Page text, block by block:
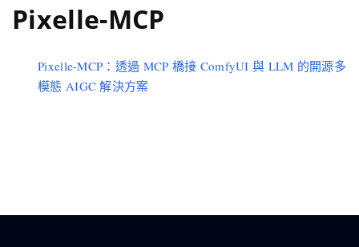
Pixelle-MCP
Pixelle-MCP：透過 MCP 橋接 ComfyUI 與 LLM 的開源多
模態 AIGC 解決方案